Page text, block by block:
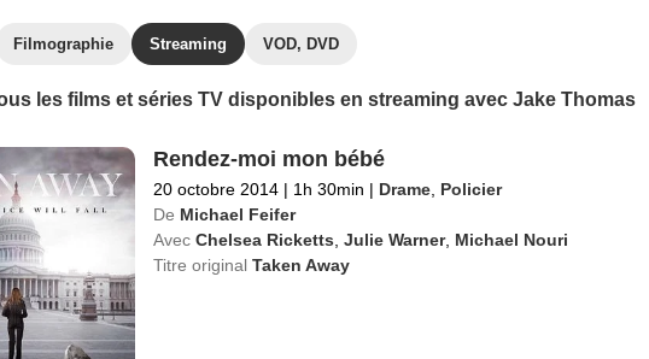
Filmographie Streaming VOD, DVD
les films et séries TV disponibles en streaming avec Jake Thomas
Rendez-moi mon bébé
20 octobre 2014 | 1h 30min | Drame, Policier
De Michael Feifer
Avec Chelsea Ricketts Julie Warner, Michael Nouri
Titre original Taken Away